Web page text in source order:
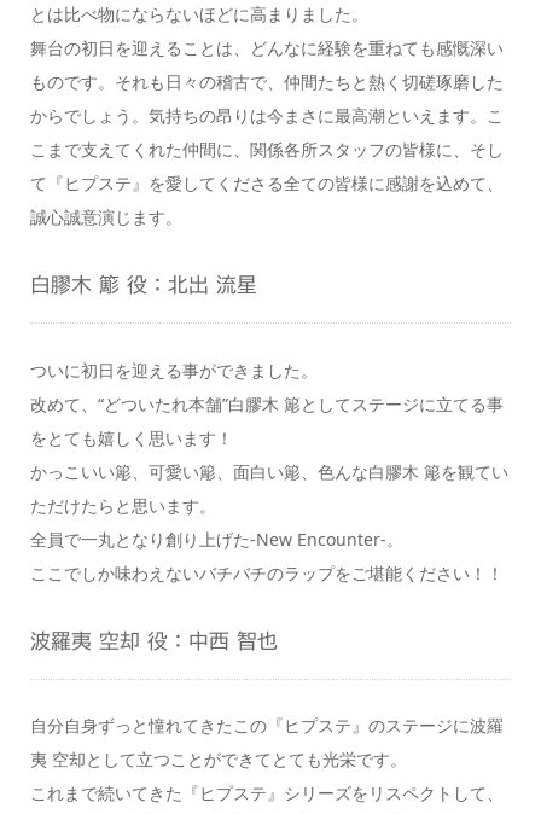
とは比べ物にならないほどに高まりました。
舞台の初日を迎えることは、どんなに経験を重ねても感慨深い
ものです。それも日々の稽古で、仲間たちと熱く切磋琢磨した
からでしょう。気持ちの昂りは今まさに最高潮といえます。こ
こまで支えてくれた仲間に、関係各所スタッフの皆様に、そし
て『ヒプステ』を愛してくださる全ての皆様に感謝を込めて、
誠心誠意演じます。
白膠木 簓 役：北出 流星
ついに初日を迎える事ができました。
改めて、“どついたれ本舗”白膠木 簓としてステージに立てる事
をとても嬉しく思います！
かっこいい簓、可愛い簓、面白い簓、色んな白膠木 簓を観てい
ただけたらと思います。
全員で一丸となり創り上げた-New Encounter-。
ここでしか味わえないバチバチのラップをご堪能ください！！
波羅夷 空却 役：中西 智也
自分自身ずっと憧れてきたこの『ヒプステ』のステージに波羅
夷 空却として立つことができてとても光栄です。
これまで続いてきた『ヒプステ』シリーズをリスペクトして、